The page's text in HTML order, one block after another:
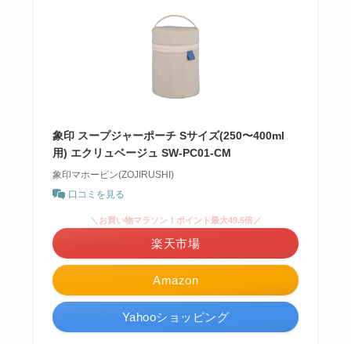
象印 スープジャーポーチ Sサイズ(250〜400ml
用) エクリュベージュ SW-PC01-CM
象印マホービン(ZOJIRUSHI)
口コミを見る
Amazon
＼お買い物マラソン！ポイント最大49.5倍／
楽天市場
Yahooショッピング